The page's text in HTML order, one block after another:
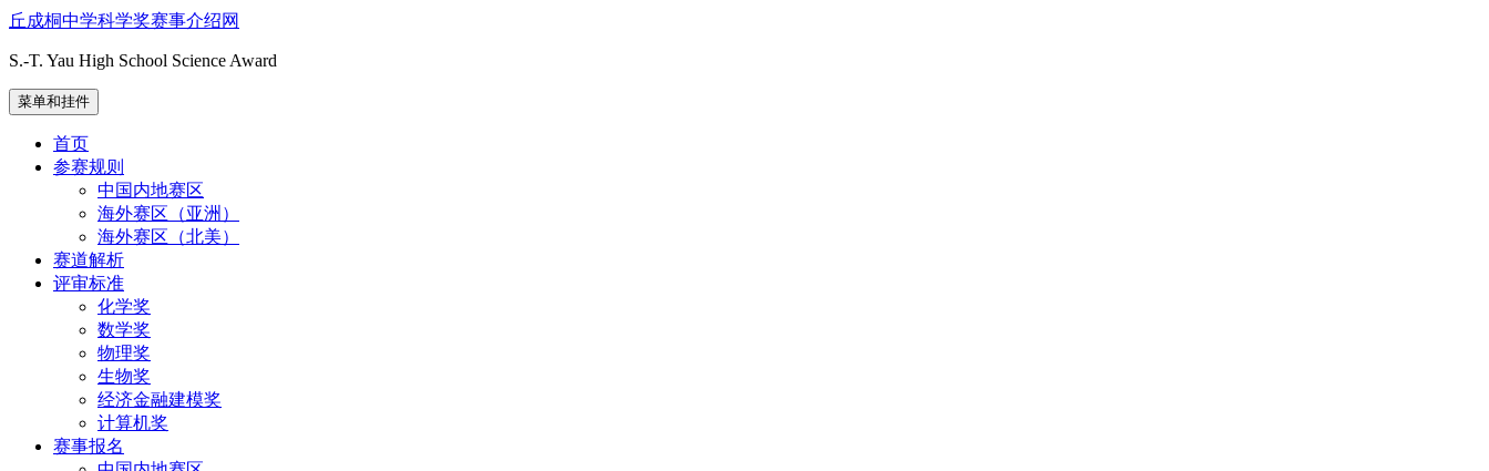
丘成桐中学科学奖赛事介绍网
S.-T. Yau High School Science Award
菜单和挂件
首页
参赛规则
中国内地赛区
海外赛区（亚洲）
海外赛区（北美）
赛道解析
评审标准
化学奖
数学奖
物理奖
生物奖
经济金融建模奖
计算机奖
赛事报名